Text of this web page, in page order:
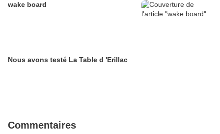
wake board
Nous avons testé La Table d 'Erillac
Commentaires